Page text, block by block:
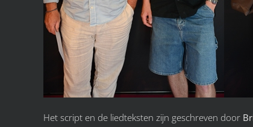
Het script en de liedteksten zijn geschreven door